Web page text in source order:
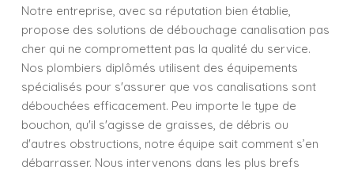
Notre entreprise, avec sa réputation bien établie,
propose des solutions de débouchage canalisation pas
cher qui ne compromettent pas la qualité du service.
Nos plombiers diplômés utilisent des équipements
spécialisés pour s'assurer que vos canalisations sont
débouchées efficacement. Peu importe le type de
bouchon, qu'il s'agisse de graisses, de débris ou
d'autres obstructions, notre équipe sait comment s’en
débarrasser. Nous intervenons dans les plus brefs